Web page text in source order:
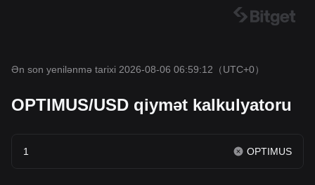
Ən son yenilənmə tarixi 2026-08-06 06:59:12 （UTC+0）
OPTIMUS/USD qiymət kalkulyatoru
OPTIMUS